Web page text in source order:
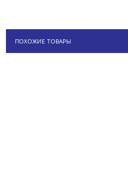
ПОХОЖИЕ ТОВАРЫ